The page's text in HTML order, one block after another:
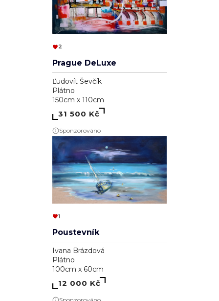
2
Prague DeLuxe
Ľudovít Ševčík
Plátno
150cm x 110cm
31 500 Kč
Sponzorováno
1
Poustevník
Ivana Brázdová
Plátno
100cm x 60cm
12 000 Kč